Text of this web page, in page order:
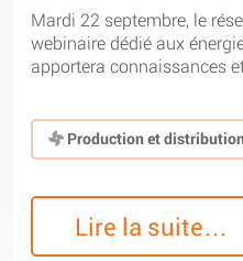
Mardi 22 septembre, le
webinaire dédié aux
apportera connaissances
Production et
Lire la suite…